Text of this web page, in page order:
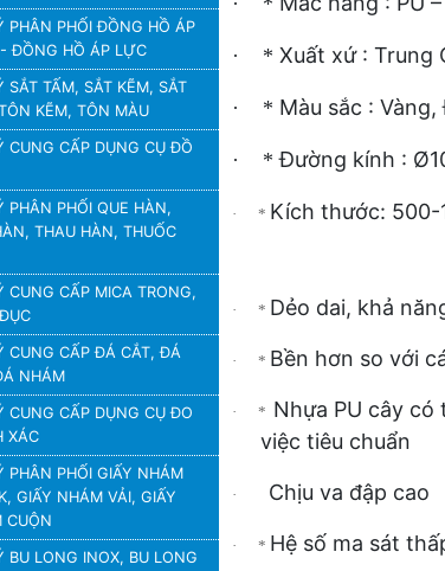
PHÂN PHỐI ĐỒNG HỒ ÁP
- ĐỒNG HỒ ÁP LỰC
SẮT TẤM, SẮT KẼM, SẮT
KẼM, TÔN MÀU
CUNG CẤP DỤNG CỤ ĐỒ
PHÂN PHỐI QUE HÀN,
THAU HÀN, THUỐC
CUNG CẤP MICA TRONG,
CUNG CẤP ĐÁ CẮT, ĐÁ
NHÁM
CUNG CẤP DỤNG CỤ ĐO
XÁC
PHÂN PHỐI GIẤY NHÁM
GIẤY NHÁM VẢI, GIẤY
CUỘN
BU LONG INOX, BU LONG
· * Xuất xứ : Trung
· * Màu sắc : Vàng,
· *Đường kính :
· * Kích thước: 500-
· * Dẻo dai, khả
· * Bền hơn so với
· * Nhựa PU cây
việc tiêu chuẩn
· Chịu va đập cao
· * Hệ số ma sát